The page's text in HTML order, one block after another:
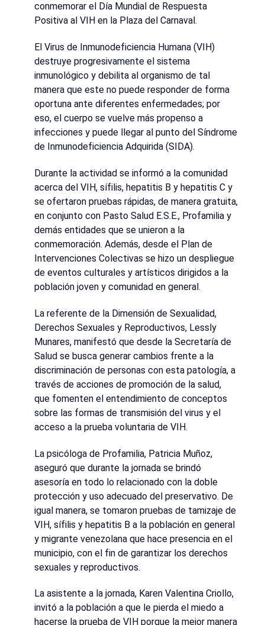
conmemorar el Día Mundial de Respuesta
Positiva al VIH en la Plaza del Carnaval.
El Virus de Inmunodeficiencia Humana (VIH)
destruye progresivamente el sistema
inmunológico y debilita al organismo de tal
manera que este no puede responder de forma
oportuna ante diferentes enfermedades; por
eso, el cuerpo se vuelve más propenso a
infecciones y puede llegar al punto del Síndrome
de Inmunodeficiencia Adquirida (SIDA).
Durante la actividad se informó a la comunidad
acerca del VIH, sífilis, hepatitis B y hepatitis C y
se ofertaron pruebas rápidas, de manera gratuita,
en conjunto con Pasto Salud E.S.E., Profamilia y
demás entidades que se unieron a la
conmemoración. Además, desde el Plan de
Intervenciones Colectivas se hizo un despliegue
de eventos culturales y artísticos dirigidos a la
población joven y comunidad en general.
La referente de la Dimensión de Sexualidad,
Derechos Sexuales y Reproductivos, Lessly
Munares, manifestó que desde la Secretaría de
Salud se busca generar cambios frente a la
discriminación de personas con esta patología, a
través de acciones de promoción de la salud,
que fomenten el entendimiento de conceptos
sobre las formas de transmisión del virus y el
acceso a la prueba voluntaria de VIH.
La psicóloga de Profamilia, Patricia Muñoz,
aseguró que durante la jornada se brindó
asesoría en todo lo relacionado con la doble
protección y uso adecuado del preservativo. De
igual manera, se tomaron pruebas de tamizaje de
VIH, sífilis y hepatitis B a la población en general
y migrante venezolana que hace presencia en el
municipio, con el fin de garantizar los derechos
sexuales y reproductivos.
La asistente a la jornada, Karen Valentina Criollo,
invitó a la población a que le pierda el miedo a
hacerse la prueba de VIH porque la mejor manera